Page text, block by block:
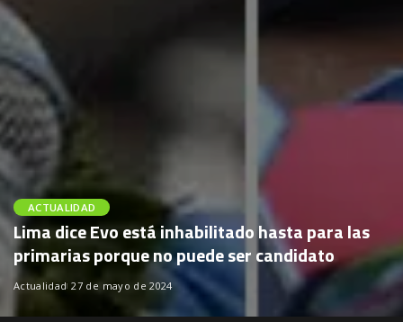
ACTUALIDAD
Lima dice Evo está inhabilitado hasta para las
primarias porque no puede ser candidato
Actualidad 27 de mayo de 2024